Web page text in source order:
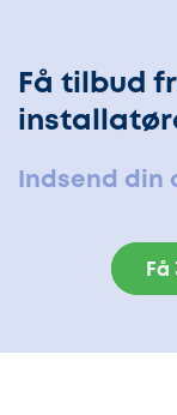
Få tilbud
Indsend